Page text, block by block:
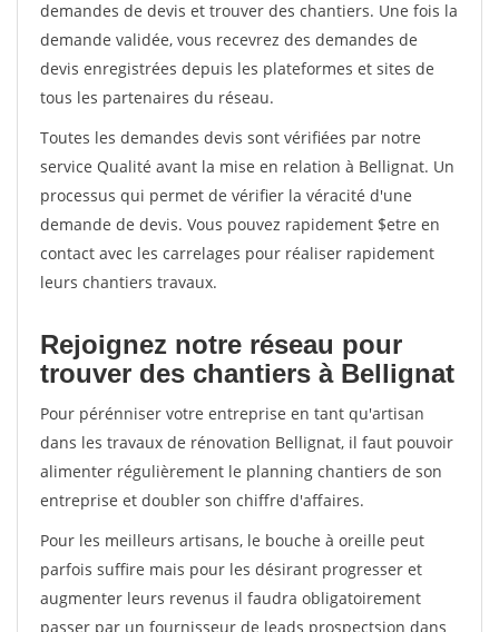
demandes de devis et trouver des chantiers. Une fois la
demande validée, vous recevrez des demandes de
devis enregistrées depuis les plateformes et sites de
tous les partenaires du réseau.
Toutes les demandes devis sont vérifiées par notre
service Qualité avant la mise en relation à Bellignat. Un
processus qui permet de vérifier la véracité d'une
demande de devis. Vous pouvez rapidement $etre en
contact avec les carrelages pour réaliser rapidement
leurs chantiers travaux.
Rejoignez notre réseau pour
trouver des chantiers à Bellignat
Pour pérénniser votre entreprise en tant qu'artisan
dans les travaux de rénovation Bellignat, il faut pouvoir
alimenter régulièrement le planning chantiers de son
entreprise et doubler son chiffre d'affaires.
Pour les meilleurs artisans, le bouche à oreille peut
parfois suffire mais pour les désirant progresser et
augmenter leurs revenus il faudra obligatoirement
passer par un fournisseur de leads prospectsion dans